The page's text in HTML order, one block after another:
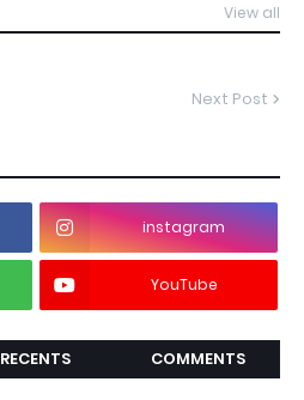
View all
Next Post
instagram
YouTube
RECENTS COMMENTS